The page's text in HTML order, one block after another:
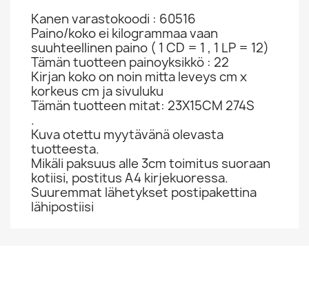
Kanen varastokoodi : 60516
Paino/koko ei kilogrammaa vaan
suuhteellinen paino ( 1 CD = 1 , 1 LP = 12)
Tämän tuotteen painoyksikkö : 22
Kirjan koko on noin mitta leveys cm x
korkeus cm ja sivuluku
Tämän tuotteen mitat: 23X15CM 274S
.
Kuva otettu myytävänä olevasta
tuotteesta.
Mikäli paksuus alle 3cm toimitus suoraan
kotiisi, postitus A4 kirjekuoressa.
Suuremmat lähetykset postipakettina
lähipostiisi